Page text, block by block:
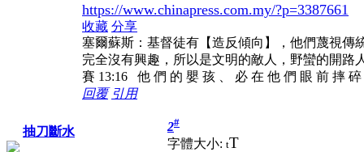
https://www.chinapress.com.my/?p=3387661
收藏 分享
塞爾蘇斯：基督徒有【造反傾向】，他們蔑視傳
完全沒有興趣，所以是文明的敵人，野蠻的開路
賽 13:16 他 們 的 嬰 孩 、 必 在 他 們 眼 前 摔
回覆 引用
抽刀斷水 2#
字體大小: tT